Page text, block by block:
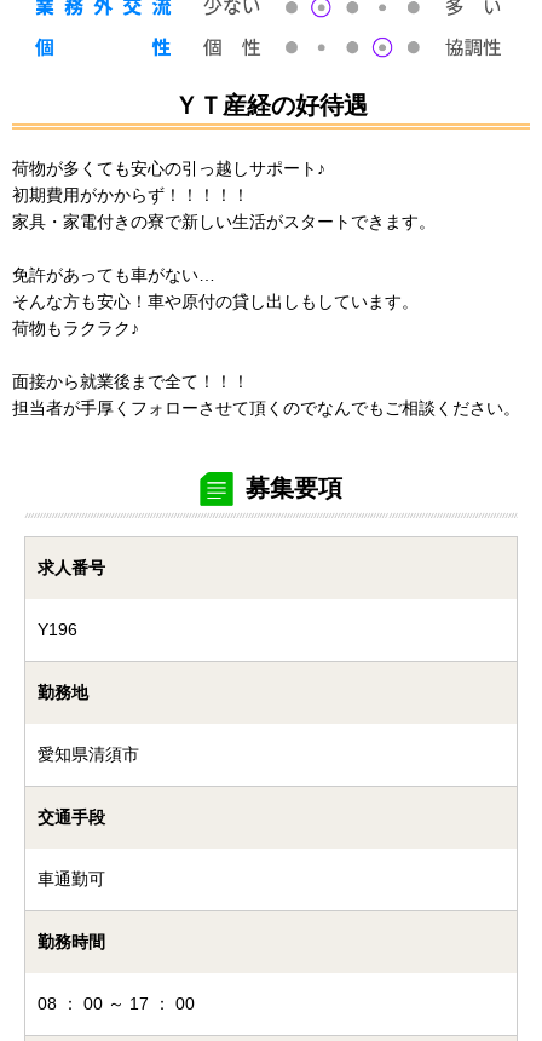
ＹＴ産経の好待遇
荷物が多くても安心の引っ越しサポート♪
初期費用がかからず！！！！！
家具・家電付きの寮で新しい生活がスタートできます。
免許があっても車がない…
そんな方も安心！車や原付の貸し出しもしています。
荷物もラクラク♪
面接から就業後まで全て！！！
担当者が手厚くフォローさせて頂くのでなんでもご相談ください。
募集要項
求人番号
Y196
勤務地
愛知県清須市
交通手段
車通勤可
勤務時間
08 ： 00 ～ 17 ： 00